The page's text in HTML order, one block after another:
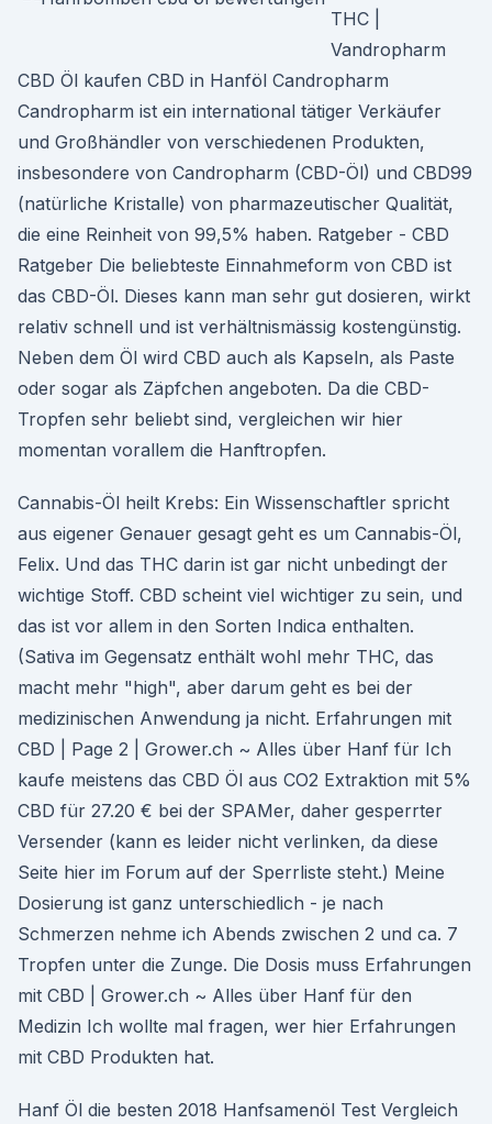
THC |
Vandropharm
CBD Öl kaufen CBD in Hanföl Candropharm
Candropharm ist ein international tätiger Verkäufer
und Großhändler von verschiedenen Produkten,
insbesondere von Candropharm (CBD-Öl) und CBD99
(natürliche Kristalle) von pharmazeutischer Qualität,
die eine Reinheit von 99,5% haben. Ratgeber - CBD
Ratgeber Die beliebteste Einnahmeform von CBD ist
das CBD-Öl. Dieses kann man sehr gut dosieren, wirkt
relativ schnell und ist verhältnismässig kostengünstig.
Neben dem Öl wird CBD auch als Kapseln, als Paste
oder sogar als Zäpfchen angeboten. Da die CBD-
Tropfen sehr beliebt sind, vergleichen wir hier
momentan vorallem die Hanftropfen.
Cannabis-Öl heilt Krebs: Ein Wissenschaftler spricht
aus eigener Genauer gesagt geht es um Cannabis-Öl,
Felix. Und das THC darin ist gar nicht unbedingt der
wichtige Stoff. CBD scheint viel wichtiger zu sein, und
das ist vor allem in den Sorten Indica enthalten.
(Sativa im Gegensatz enthält wohl mehr THC, das
macht mehr "high", aber darum geht es bei der
medizinischen Anwendung ja nicht. Erfahrungen mit
CBD | Page 2 | Grower.ch ~ Alles über Hanf für Ich
kaufe meistens das CBD Öl aus CO2 Extraktion mit 5%
CBD für 27.20 € bei der SPAMer, daher gesperrter
Versender (kann es leider nicht verlinken, da diese
Seite hier im Forum auf der Sperrliste steht.) Meine
Dosierung ist ganz unterschiedlich - je nach
Schmerzen nehme ich Abends zwischen 2 und ca. 7
Tropfen unter die Zunge. Die Dosis muss Erfahrungen
mit CBD | Grower.ch ~ Alles über Hanf für den
Medizin Ich wollte mal fragen, wer hier Erfahrungen
mit CBD Produkten hat.
Hanf Öl die besten 2018 Hanfsamenöl Test Vergleich